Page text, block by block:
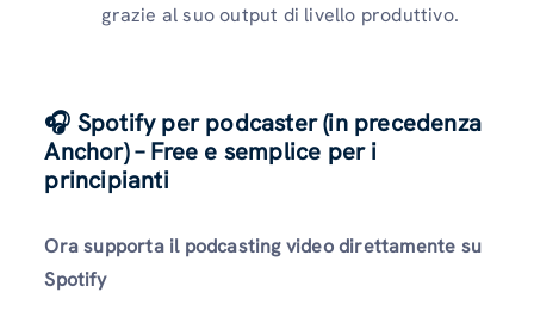
grazie al suo output di livello produttivo.
🎧 Spotify per podcaster (in precedenza
Anchor) – Free e semplice per i
principianti
Ora supporta il podcasting video direttamente su
Spotify